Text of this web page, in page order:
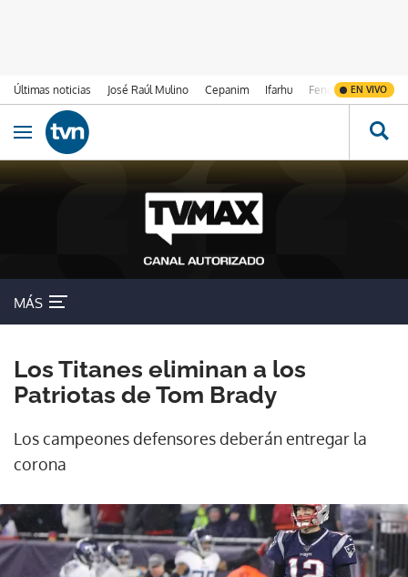
Últimas noticias José Raúl Mulino Cepanim Ifarhu Fenómeno de El
EN VIVO
Ir al contenido
Obrir navegació
MÁS
Los Titanes eliminan a los
Patriotas de Tom Brady
Los campeones defensores deberán entregar la
corona